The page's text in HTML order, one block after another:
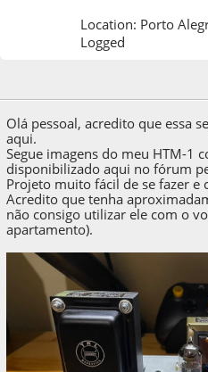
Location: Porto
Logged
Olá pessoal, acredito que essa
aqui.
Segue imagens do meu HTM-1
disponibilizado aqui no fórum
Projeto muito fácil de se fazer e
Acredito que tenha
não consigo utilizar ele com o
apartamento).